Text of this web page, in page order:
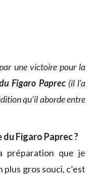
une victoire pour la
Figaro Paprec(il l’a
qu’il aborde entre
Figaro Paprec ?
préparation que je
plus gros souci, c’est